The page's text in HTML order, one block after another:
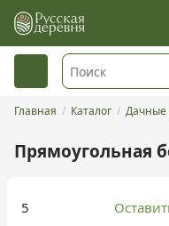
Главная Каталог Дачные
Прямоугольная
5